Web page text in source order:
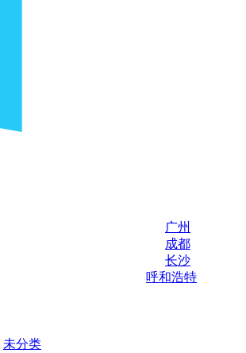
广州
成都
长沙
呼和浩特
未分类